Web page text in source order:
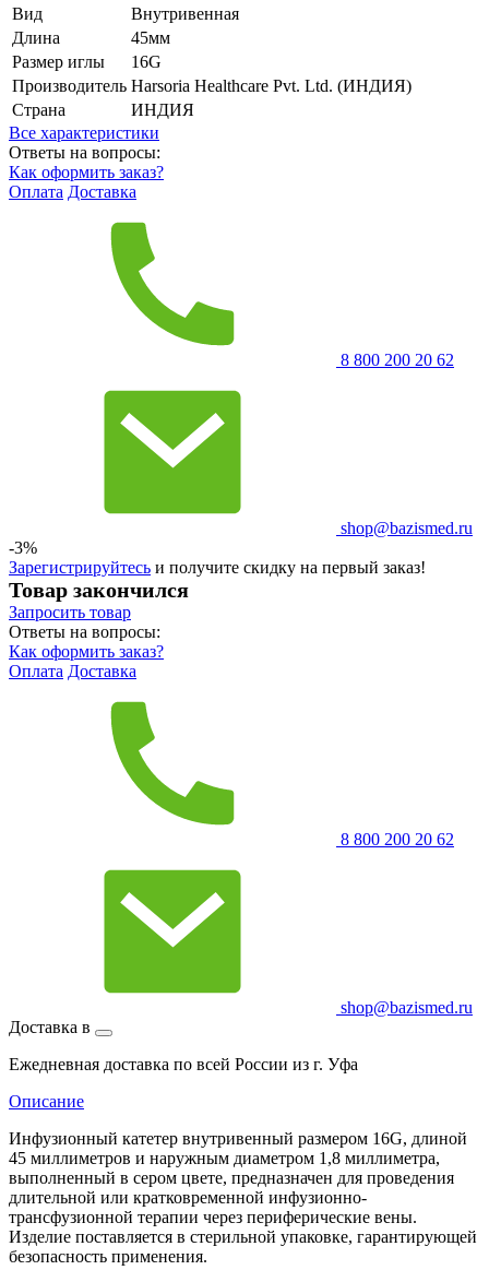
Вид
Внутривенная
Длина
45мм
Размер иглы
16G
Производитель Harsoria Healthcare Pvt. Ltd. (ИНДИЯ)
Страна
ИНДИЯ
Все характеристики
Ответы на вопросы:
Как оформить заказ?
Оплата Доставка
8 800 200 20 62
shop@bazismed.ru
-3%
Зарегистрируйтесь и получите скидку на первый заказ!
Товар закончился
Запросить товар
Ответы на вопросы:
Как оформить заказ?
Оплата Доставка
8 800 200 20 62
shop@bazismed.ru
Доставка в
Ежедневная доставка по всей России из г. Уфа
Описание
Инфузионный катетер внутривенный размером 16G, длиной
45 миллиметров и наружным диаметром 1,8 миллиметра,
выполненный в сером цвете, предназначен для проведения
длительной или кратковременной инфузионно-
трансфузионной терапии через периферические вены.
Изделие поставляется в стерильной упаковке, гарантирующей
безопасность применения.